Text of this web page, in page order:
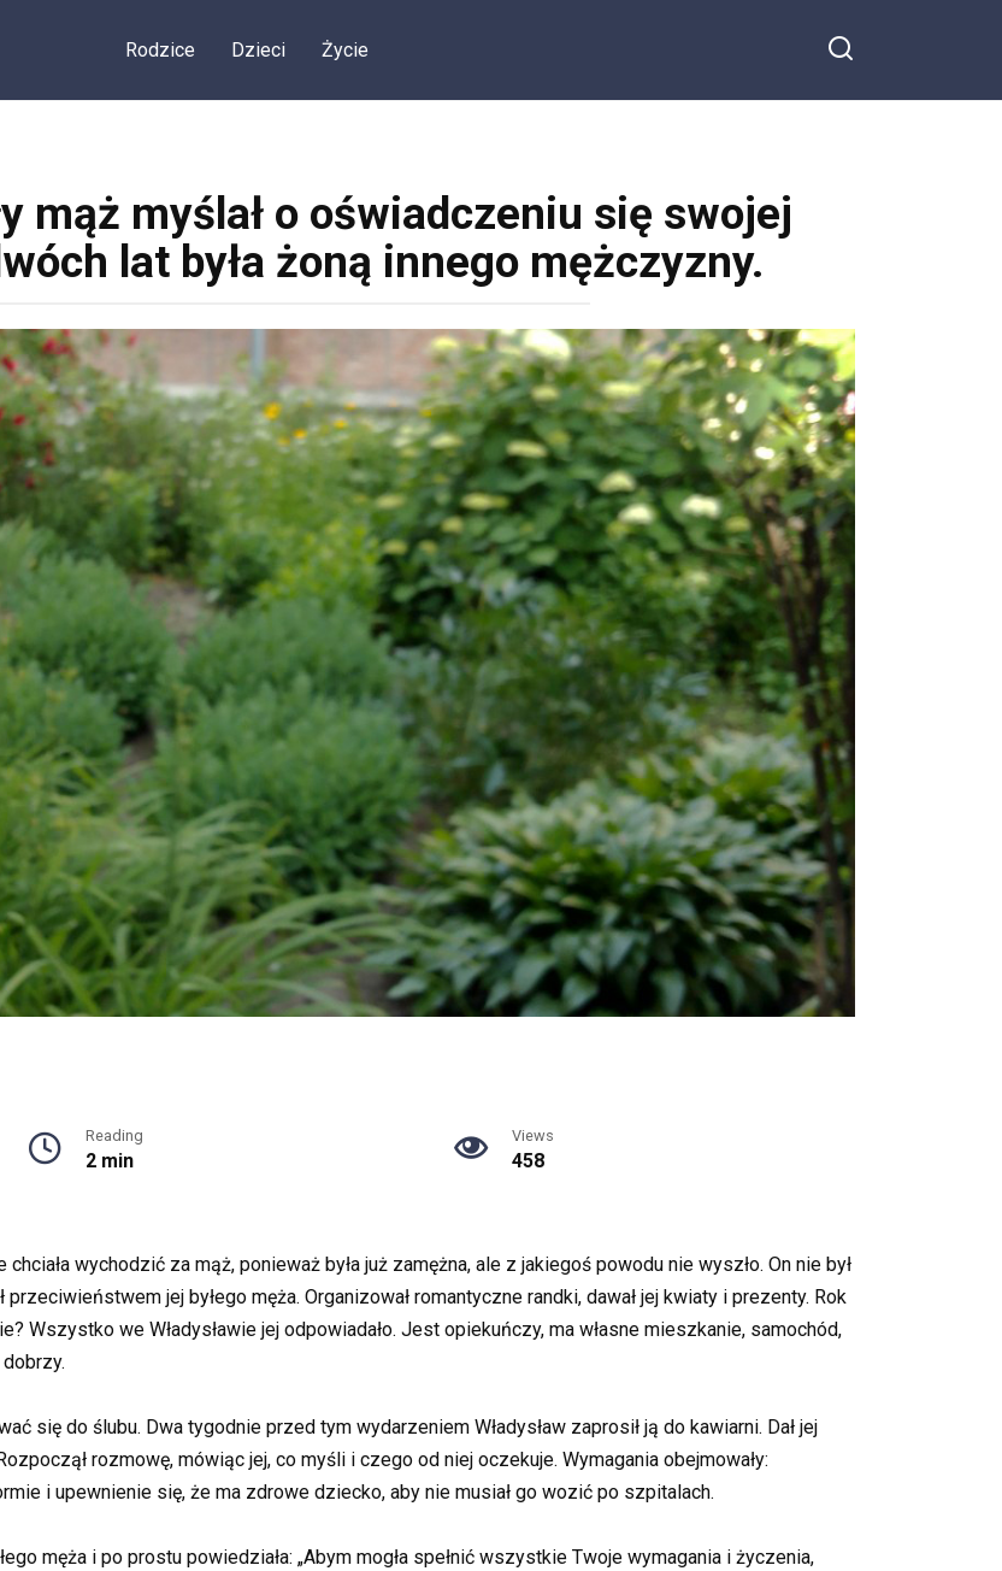
Rodzice Dzieci Życie
mąż myślał o oświadczeniu się swojej
lat była żoną innego mężczyzny.
Reading
2 min
Views
458
chciała wychodzić za mąż, ponieważ była już zamężna, ale z jakiegoś powodu nie wyszło. On nie był
jej byłego męża. Organizował romantyczne randki, dawał jej kwiaty i prezenty. Rok
Wszystko we Władysławie jej odpowiadało. Jest opiekuńczy, ma własne mieszkanie, samochód,
się do ślubu. Dwa tygodnie przed tym wydarzeniem Władysław zaprosił ją do kawiarni. Dał jej
rozmowę, mówiąc jej, co myśli i czego od niej oczekuje. Wymagania obejmowały:
i upewnienie się, że ma zdrowe dziecko, aby nie musiał go wozić po szpitalach.
męża i po prostu powiedziała: „Abym mogła spełnić wszystkie Twoje wymagania i życzenia,